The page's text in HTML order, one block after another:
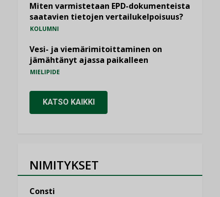
Miten varmistetaan EPD-dokumenteista
saatavien tietojen vertailukelpoisuus?
KOLUMNI
Vesi- ja viemärimitoittaminen on
jämähtänyt ajassa paikalleen
MIELIPIDE
KATSO KAIKKI
NIMITYKSET
Consti